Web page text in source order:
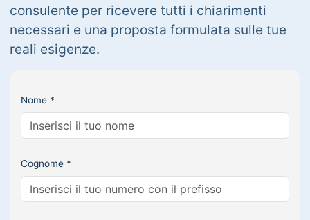
consulente per ricevere tutti i chiarimenti
necessari e una proposta formulata sulle tue
reali esigenze.
Nome *
Cognome *